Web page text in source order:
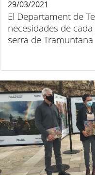
El Departament de
necesidades de
serra de Tramuntana
29/03/2021